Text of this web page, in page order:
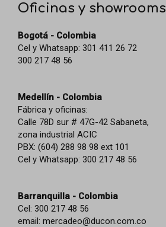
Oficinas y showrooms
Bogotá - Colombia
Cel y Whatsapp: 301 411 26 72
300 217 48 56
Medellín - Colombia
Fábrica y oficinas:
Calle 78D sur # 47G-42 Sabaneta,
zona industrial ACIC
PBX: (604) 288 98 98 ext 101
Cel y Whatsapp: 300 217 48 56
Barranquilla - Colombia
Cel: 300 217 48 56
email: mercadeo@ducon.com.co